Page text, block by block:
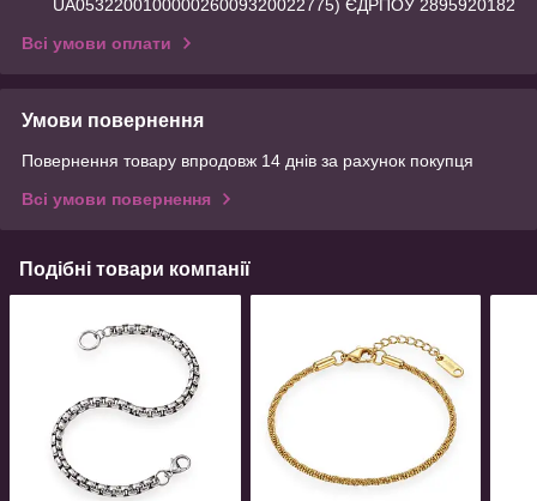
UA053220010000026009320022775) ЄДРПОУ 2895920182
Всі умови оплати
Умови повернення
Повернення товару впродовж 14 днів за рахунок покупця
Всі умови повернення
Подібні товари компанії